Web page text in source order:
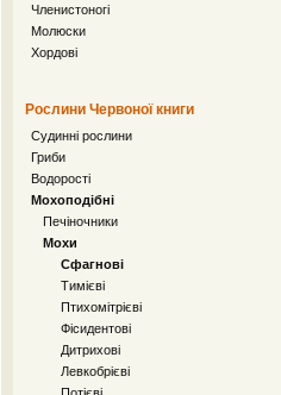
Членистоногі
Молюски
Хордові
Рослини Червоної книги
Судинні рослини
Гриби
Водорості
Мохоподібні
Печіночники
Мохи
Сфагнові
Тимієві
Птихомітрієві
Фісидентові
Дитрихові
Левкобрієві